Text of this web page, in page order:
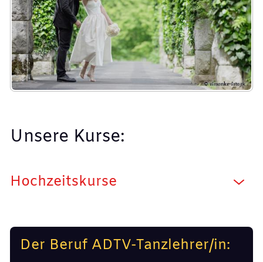
Unsere Kurse:
Hochzeitskurse
Der Beruf ADTV-Tanzlehrer/in: